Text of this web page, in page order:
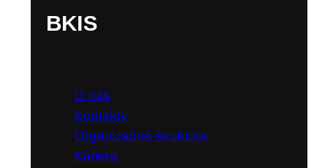
BKIS
O nás
Kontakty
Organizačná štruktúra
Kariéra